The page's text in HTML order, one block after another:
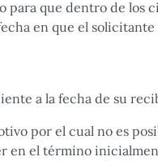
que dentro de los
en que el
a la fecha de su
por el cual no es
en el término